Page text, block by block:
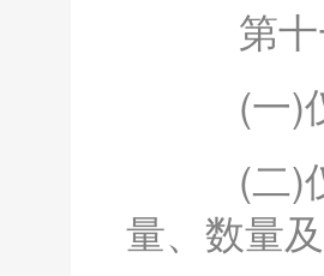
第十
(一)仅
(二)仅
量、数量